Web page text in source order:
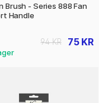
Brush - Series 888 Fan
Handle
75 KR
94 KR